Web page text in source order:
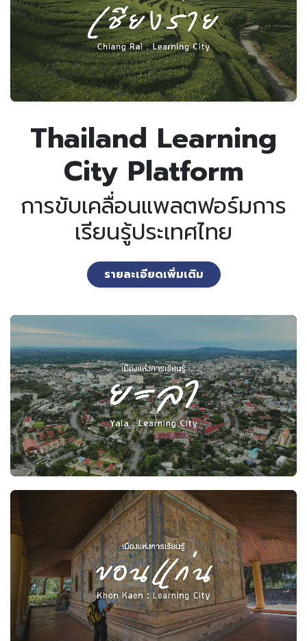
Thailand Learning
City Platform
การขับเคลื่อนแพลตฟอร์มการ
เรียนรู้ประเทศไทย
รายละเอียดเพิ่มเติม